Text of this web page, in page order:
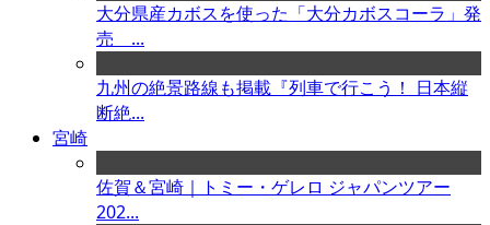
大分県産カボスを使った「大分カボスコーラ」発
売 ...
九州の絶景路線も掲載『列車で行こう！ 日本縦
断絶...
宮崎
佐賀＆宮崎｜トミー・ゲレロ ジャパンツアー
202...